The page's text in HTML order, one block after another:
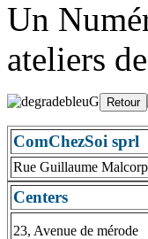
Un
ateliers
ComChezSoi sprl
Rue Guillaume
Centers
23, Avenue de mérode